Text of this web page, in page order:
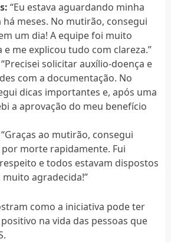
“Eu estava aguardando minha
meses. No mutirão, consegui
um dia! A equipe foi muito
me explicou tudo com clareza.”
“Precisei solicitar auxílio-doença e
com a documentação. No
dicas importantes e, após uma
a aprovação do meu benefício
“Graças ao mutirão, consegui
morte rapidamente. Fui
e todos estavam dispostos
muito agradecida!”
como a iniciativa pode ter
na vida das pessoas que